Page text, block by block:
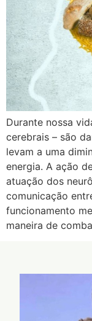
Durante nossa
cerebrais – são
levam a uma
energia. A ação
atuação dos
comunicação
funcionamento
maneira de